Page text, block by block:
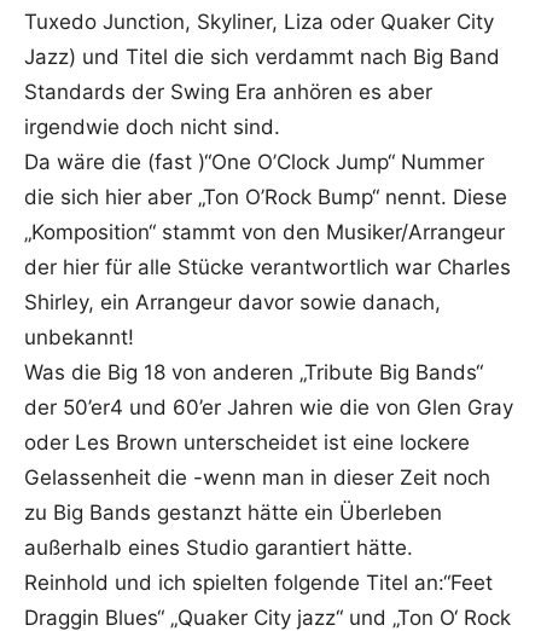
Tuxedo Junction, Skyliner, Liza oder Quaker City
Jazz) und Titel die sich verdammt nach Big Band
Standards der Swing Era anhören es aber
irgendwie doch nicht sind.
Da wäre die (fast )“One O’Clock Jump“ Nummer
die sich hier aber „Ton O’Rock Bump“ nennt. Diese
„Komposition“ stammt von den Musiker/Arrangeur
der hier für alle Stücke verantwortlich war Charles
Shirley, ein Arrangeur davor sowie danach,
unbekannt!
Was die Big 18 von anderen „Tribute Big Bands“
der 50’er4 und 60’er Jahren wie die von Glen Gray
oder Les Brown unterscheidet ist eine lockere
Gelassenheit die -wenn man in dieser Zeit noch
zu Big Bands gestanzt hätte ein Überleben
außerhalb eines Studio garantiert hätte.
Reinhold und ich spielten folgende Titel an:“Feet
Draggin Blues“ „Quaker City jazz“ und „Ton O‘ Rock